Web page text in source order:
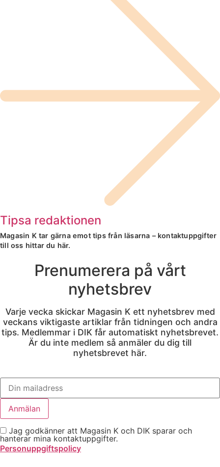
Tipsa redaktionen
Magasin K tar gärna emot tips från läsarna – kontaktuppgifter
till oss hittar du här.
Prenumerera på vårt
nyhetsbrev
Varje vecka skickar Magasin K ett nyhetsbrev med
veckans viktigaste artiklar från tidningen och andra
tips. Medlemmar i DIK får automatiskt nyhetsbrevet.
Är du inte medlem så anmäler du dig till
nyhetsbrevet här.
Jag godkänner att Magasin K och DIK sparar och
hanterar mina kontaktuppgifter.
Personuppgiftspolicy